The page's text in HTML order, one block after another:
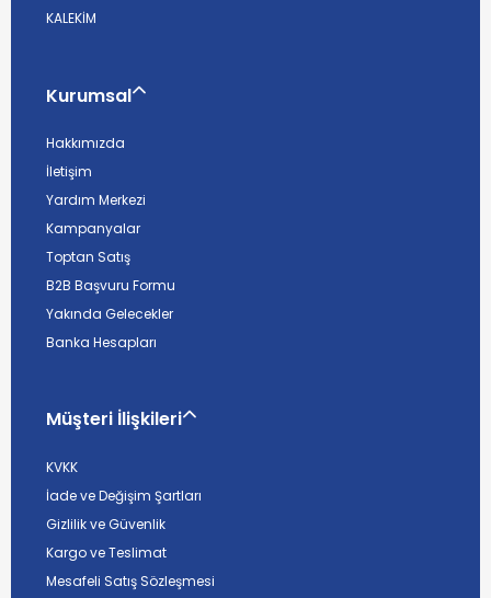
KALEKİM
Kurumsal
Hakkımızda
İletişim
Yardım Merkezi
Kampanyalar
Toptan Satış
B2B Başvuru Formu
Yakında Gelecekler
Banka Hesapları
Müşteri İlişkileri
KVKK
İade ve Değişim Şartları
Gizlilik ve Güvenlik
Kargo ve Teslimat
Mesafeli Satış Sözleşmesi